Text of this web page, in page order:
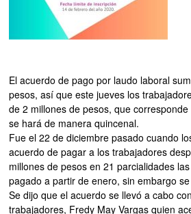
El acuerdo de pago por laudo laboral
pesos, así que este jueves los
de 2 millones de pesos, que
se hará de manera quincenal.
Fue el 22 de diciembre pasado cuando
acuerdo de pagar a los trabajadores
millones de pesos en 21 parcialidades
pagado a partir de enero, sin embargo
Se dijo que el acuerdo se llevó a cabo
trabajadores, Fredy May Vargas quien